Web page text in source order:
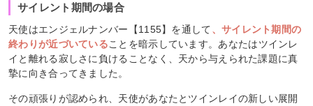
サイレント期間の場合
天使はエンジェルナンバー【1155】を通して、サイレント期間の
終わりが近づいていることを暗示しています。あなたはツインレ
イと離れる寂しさに負けることなく、天から与えられた課題に真
摯に向き合ってきました。
その頑張りが認められ、天使があなたとツインレイの新しい展開